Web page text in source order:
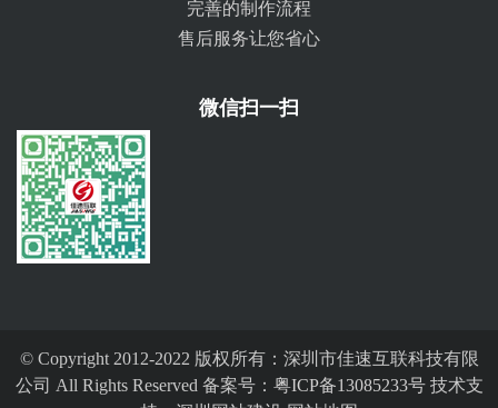
完善的制作流程
售后服务让您省心
微信扫一扫
© Copyright 2012-2022 版权所有：深圳市佳速互联科技有限
公司 All Rights Reserved 备案号： 粤ICP备13085233号技术支